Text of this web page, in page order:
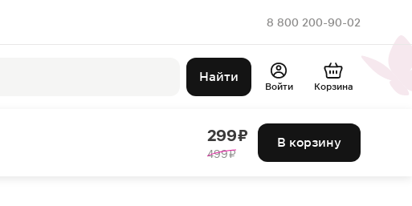
8 800 200-90-02
Найти
Войти Корзина
299 ₽
499 ₽
В корзину